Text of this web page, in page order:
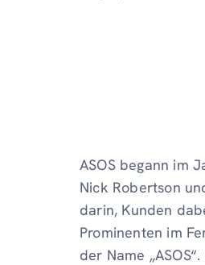
ASOS begann im
Nick Robertson
darin, Kunden
Prominenten im
der Name